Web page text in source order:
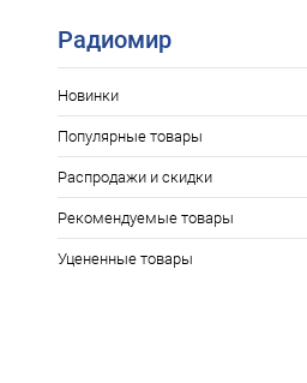
Радиомир
Новинки
Популярные товары
Распродажи и скидки
Рекомендуемые товары
Уцененные товары